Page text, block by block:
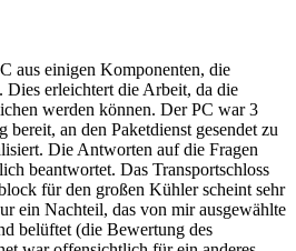
aus einigen Komponenten, die
Dies erleichtert die Arbeit, da die
werden können. Der PC war 3
bereit, an den Paketdienst gesendet zu
Die Antworten auf die Fragen
beantwortet. Das Transportschloss
für den großen Kühler scheint sehr
ein Nachteil, das von mir ausgewählte
belüftet (die Bewertung des